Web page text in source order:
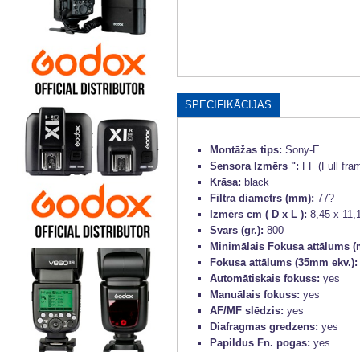
SPECIFIKĀCIJAS
Montāžas tips: Sony-E
Sensora Izmērs ": FF (Full
Krāsa: black
Filtra diametrs (mm): 77?
Izmērs cm ( D x L ): 8,45 x
Svars (gr.): 800
Minimālais Fokusa attālums
Fokusa attālums (35mm ekv.):
Automātiskais fokuss: yes
Manuālais fokuss: yes
AF/MF slēdzis: yes
Diafragmas gredzens: yes
Papildus Fn. pogas: yes